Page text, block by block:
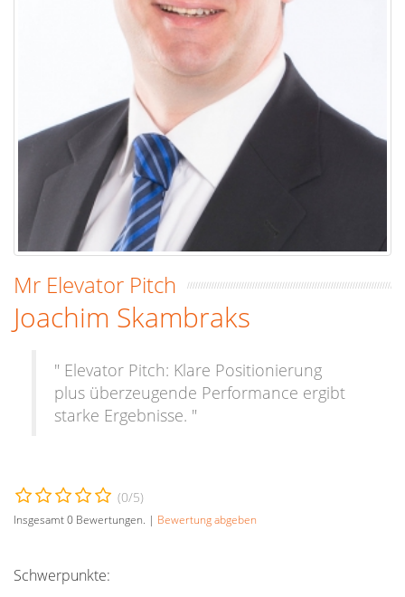
Mr Elevator Pitch
Joachim Skambraks
" Elevator Pitch: Klare Positionierung
plus überzeugende Performance ergibt
starke Ergebnisse. "
(0/5)
Insgesamt0 Bewertungen. | Bewertung abgeben
Schwerpunkte: